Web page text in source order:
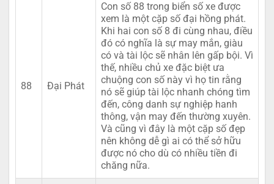
88 Đại Phát
Con số 88 trong biển số xe được
xem là một cặp số đại hồng phát.
Khi hai con số 8 đi cùng nhau, điều
đó có nghĩa là sự may mắn, giàu
có và tài lộc sẽ nhân lên gấp bội. Vì
thế, nhiều chủ xe đặc biệt ưa
chuộng con số này vì họ tin rằng
nó sẽ giúp tài lộc nhanh chóng tìm
đến, công danh sự nghiệp hanh
thông, vận may đến thường xuyên.
Và cũng vì đây là một cặp số đẹp
nên không dễ gì ai có thể sở hữu
được nó cho dù có nhiều tiền đi
chăng nữa.